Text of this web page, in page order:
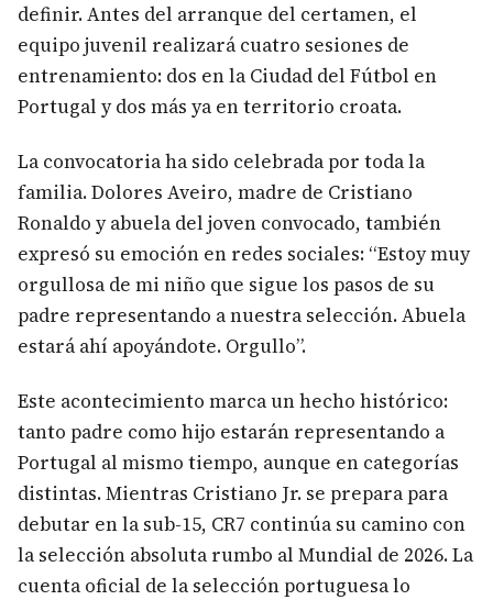
definir. Antes del arranque del certamen, el
equipo juvenil realizará cuatro sesiones de
entrenamiento: dos en la Ciudad del Fútbol en
Portugal y dos más ya en territorio croata.
La convocatoria ha sido celebrada por toda la
familia. Dolores Aveiro, madre de Cristiano
Ronaldo y abuela del joven convocado, también
expresó su emoción en redes sociales: “Estoy muy
orgullosa de mi niño que sigue los pasos de su
padre representando a nuestra selección. Abuela
estará ahí apoyándote. Orgullo”.
Este acontecimiento marca un hecho histórico:
tanto padre como hijo estarán representando a
Portugal al mismo tiempo, aunque en categorías
distintas. Mientras Cristiano Jr. se prepara para
debutar en la sub-15, CR7 continúa su camino con
la selección absoluta rumbo al Mundial de 2026. La
cuenta oficial de la selección portuguesa lo